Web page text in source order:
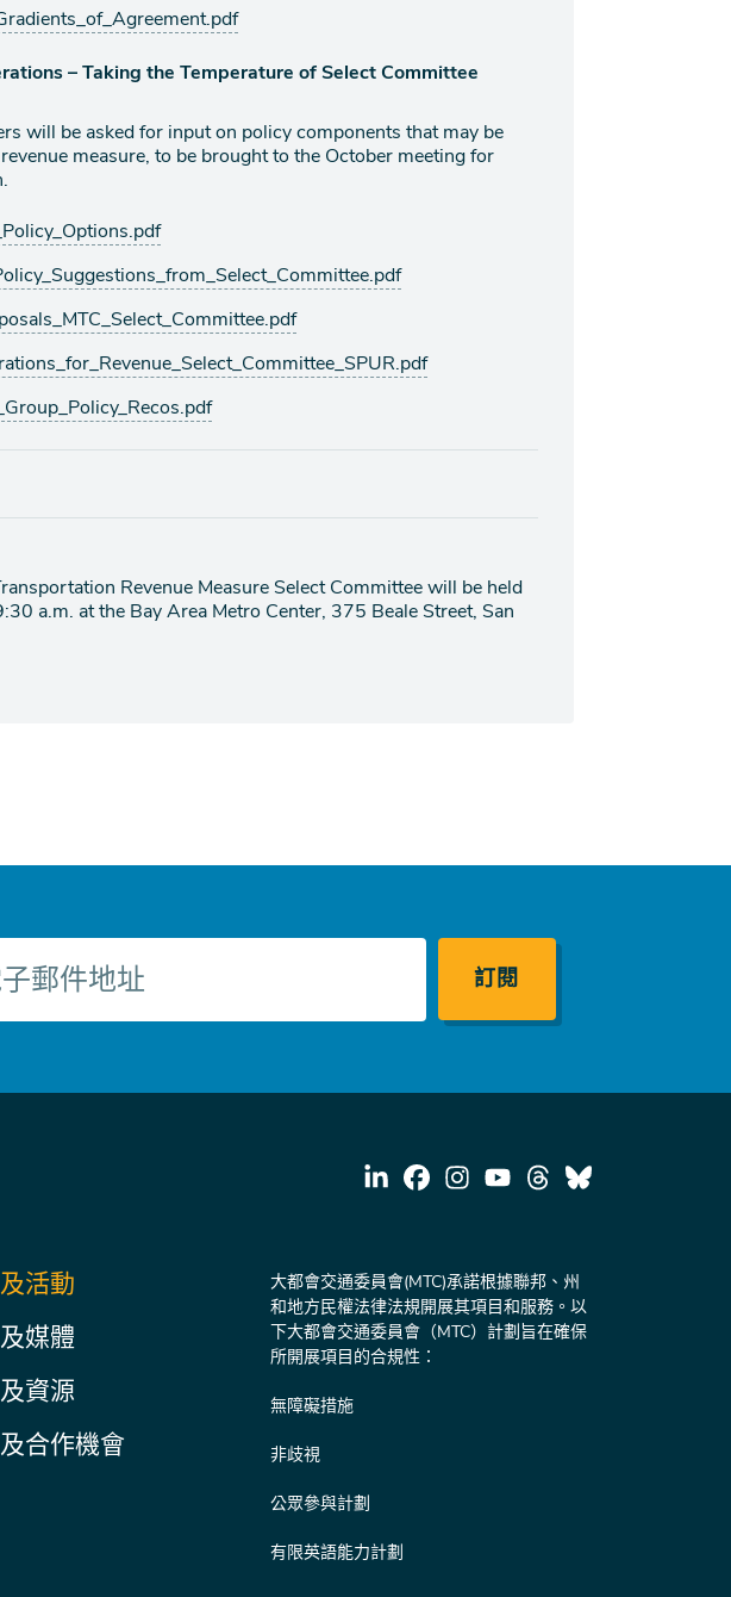
– Taking the Temperature of Select Committee
will be asked for input on policy components that may be
measure, to be brought to the October meeting for
Revenue Measure Select Committee will be held
a.m. at the Bay Area Metro Center, 375 Beale Street, San
活動
媒體
資源
合作機會
大都會交通委員會(MTC)承諾根據聯邦、州
和地方民權法律法規開展其項目和服務。以
下大都會交通委員會（MTC）計劃旨在確保
所開展項目的合規性：
無障礙措施
非歧視
公眾參與計劃
有限英語能力計劃